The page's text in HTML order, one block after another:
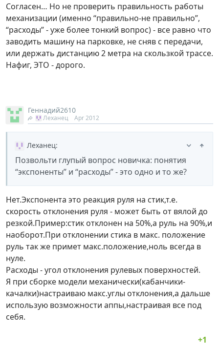
Согласен… Но не проверить правильность работы
механизации (именно “правильно-не правильно”,
“расходы” - уже более тонкий вопрос) - все равно что
заводить машину на парковке, не сняв с передачи,
или держать дистанцию 2 метра на скользкой трассе.
Нафиг, ЭТО - дорого.
Геннадий2610
Леханец Apr 2012
Леханец:
Позвольти глупый вопрос новичка: понятия
“экспоненты” и “расходы” - это одно и то же?
Нет.Экспонента это реакция руля на стик,т.е.
скорость отклонения руля - может быть от вялой до
резкой.Пример:стик отклонен на 50%,а руль на 90%,и
наоборот.При отклонении стика в макс. положение
руль так же примет макс.положение,ноль всегда в
нуле.
Расходы - угол отклонения рулевых поверхностей.
Я при сборке модели механически(кабанчики-
качалки)настраиваю макс.углы отклонения,а дальше
использую возможности аппы,настраивая все под
себя.